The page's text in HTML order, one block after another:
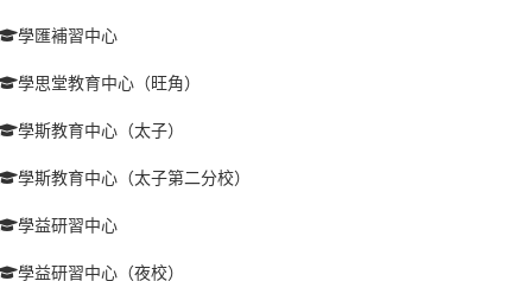
學匯補習中心
學思堂教育中心（旺角）
學斯教育中心（太子）
學斯教育中心（太子第二分校）
學益研習中心
學益研習中心（夜校）